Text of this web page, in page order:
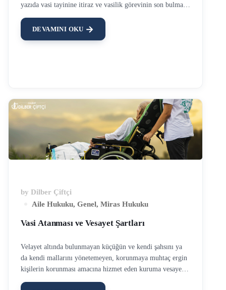
yazıda vasi tayinine itiraz ve vasilik görevinin son bulması
öncelikli olarak vesayet altına alınacak kişinin yakınlarını
vasilik şartlarına sahip olması halinde bu göreve atar. Haklı
üçüncü bir kişiyi de vasi olarak tayin edebilir. Bu durumda
sıkça gördüğümüz üzere vasi tayinine …
DEVAMINI OKU
by Dilber Çiftçi
Aile Hukuku, Genel, Miras Hukuku
Vasi Atanması ve Vesayet Şartları
Velayet altında bulunmayan küçüğün ve kendi şahsını ya
da kendi mallarını yönetemeyen, korunmaya muhtaç ergin
kişilerin korunması amacına hizmet eden kuruma vesayet
adı verilir. Vesayet altındaki kişilerin mallarını ve haklarını